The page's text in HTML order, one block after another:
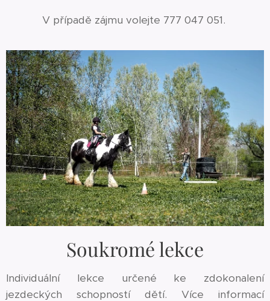
V případě zájmu volejte 777 047 051.
Soukromé lekce
Individuální lekce určené ke zdokonalení
jezdeckých schopností dětí. Více informací